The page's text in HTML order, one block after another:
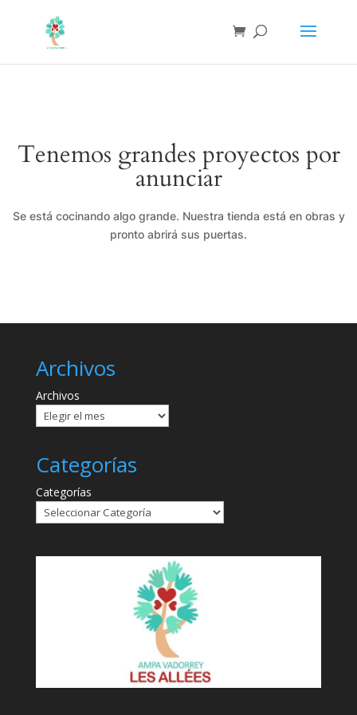
Tenemos grandes proyectos por
anunciar
Se está cocinando algo grande. Nuestra tienda está en obras y
pronto abrirá sus puertas.
Archivos
Archivos
Categorías
Categorías